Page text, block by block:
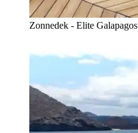
Zonnedek - Elite Galapagos